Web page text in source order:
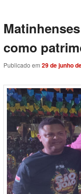
como
Publicado em 29 de junho